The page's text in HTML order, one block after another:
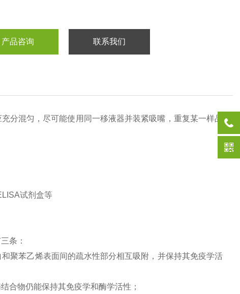
产品咨询 联系我们
分混匀，尽可能使用同一移液器并装紧吸嘴，重复某一样品
试剂盒等
条：
聚苯乙烯表面间的疏水性部分相互吸附，并保持其免疫学活
合物仍能保持其免疫学和酶学活性；